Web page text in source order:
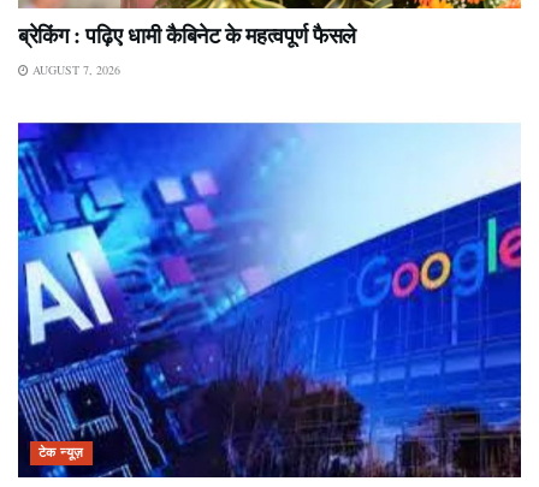
ब्रेकिंग : पढ़िए धामी कैबिनेट के महत्वपूर्ण फैसले
AUGUST 7, 2026
टेक न्यूज़